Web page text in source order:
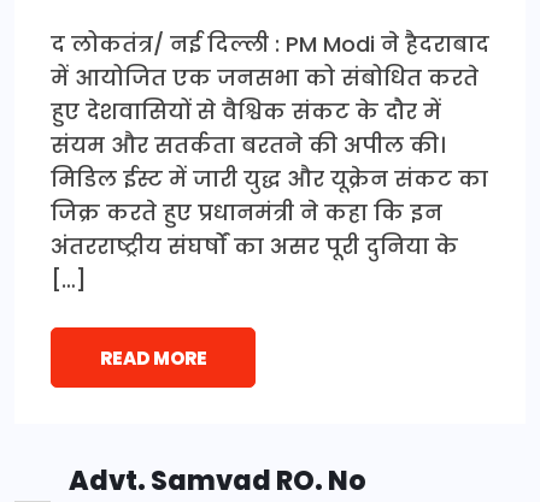
द लोकतंत्र/ नई दिल्ली : PM Modi ने हैदराबाद
में आयोजित एक जनसभा को संबोधित करते
हुए देशवासियों से वैश्विक संकट के दौर में
संयम और सतर्कता बरतने की अपील की।
मिडिल ईस्ट में जारी युद्ध और यूक्रेन संकट का
जिक्र करते हुए प्रधानमंत्री ने कहा कि इन
अंतरराष्ट्रीय संघर्षों का असर पूरी दुनिया के
[…]
READ MORE
Advt. Samvad RO. No